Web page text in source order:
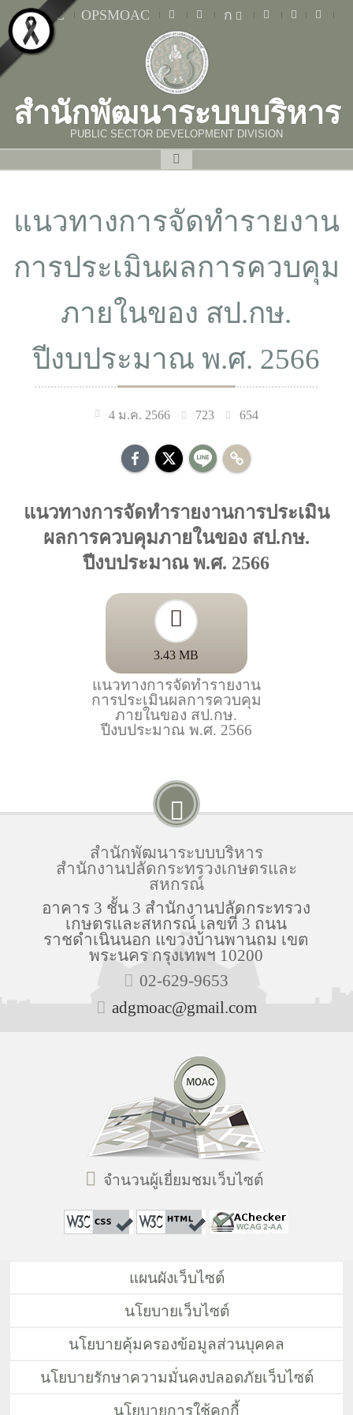
MOAC OPSMOAC ก
สำนักพัฒนาระบบบริหาร
PUBLIC SECTOR DEVELOPMENT DIVISION
แนวทางการจัดทำรายงาน
การประเมินผลการควบคุม
ภายในของ สป.กษ.
ปีงบประมาณ พ.ศ. 2566
4 ม.ค. 2566 723 654
แนวทางการจัดทำรายงานการประเมิน
ผลการควบคุมภายในของ สป.กษ.
ปีงบประมาณ พ.ศ. 2566
3.43 MB
แนวทางการจัดทำรายงาน
การประเมินผลการควบคุม
ภายในของ สป.กษ.
ปีงบประมาณ พ.ศ. 2566
สำนักพัฒนาระบบบริหาร
สำนักงานปลัดกระทรวงเกษตรและ
สหกรณ์
อาคาร 3 ชั้น 3 สำนักงานปลัดกระทรวง
เกษตรและสหกรณ์ เลขที่ 3 ถนน
ราชดำเนินนอก แขวงบ้านพานถม เขต
พระนคร กรุงเทพฯ 10200
02-629-9653
adgmoac@gmail.com
จำนวนผู้เยี่ยมชมเว็บไซต์
แผนผังเว็บไซต์
นโยบายเว็บไซต์
นโยบายคุ้มครองข้อมูลส่วนบุคคล
นโยบายรักษาความมั่นคงปลอดภัยเว็บไซต์
นโยบายการใช้คุกกี้